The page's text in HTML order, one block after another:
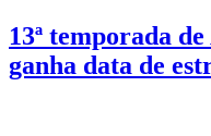
13ª temporada
ganha data de